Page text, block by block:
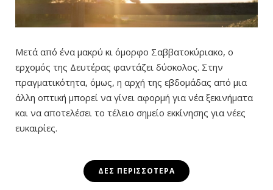
Μετά από ένα μακρύ κι όμορφο Σαββατοκύριακο, ο
ερχομός της Δευτέρας φαντάζει δύσκολος. Στην
πραγματικότητα, όμως, η αρχή της εβδομάδας από μια
άλλη οπτική μπορεί να γίνει αφορμή για νέα ξεκινήματα
και να αποτελέσει το τέλειο σημείο εκκίνησης για νέες
ευκαιρίες.
ΔΕΣ ΠΕΡΙΣΣΌΤΕΡΑ